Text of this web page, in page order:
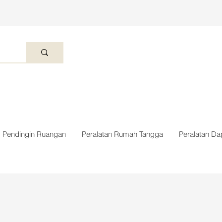
Pendingin Ruangan Peralatan Rumah Tangga Peralatan